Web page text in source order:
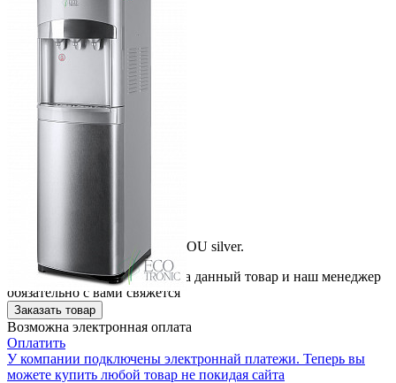
Пурифайер Ecotronic M11-L POU silver.
Вы можете оставить заявку на данный товар и наш менеджер
обязательно с вами свяжется
Заказать товар
Возможна электронная оплата
Оплатить
У компании подключены электроннай платежи. Теперь вы
можете купить любой товар не покидая сайта